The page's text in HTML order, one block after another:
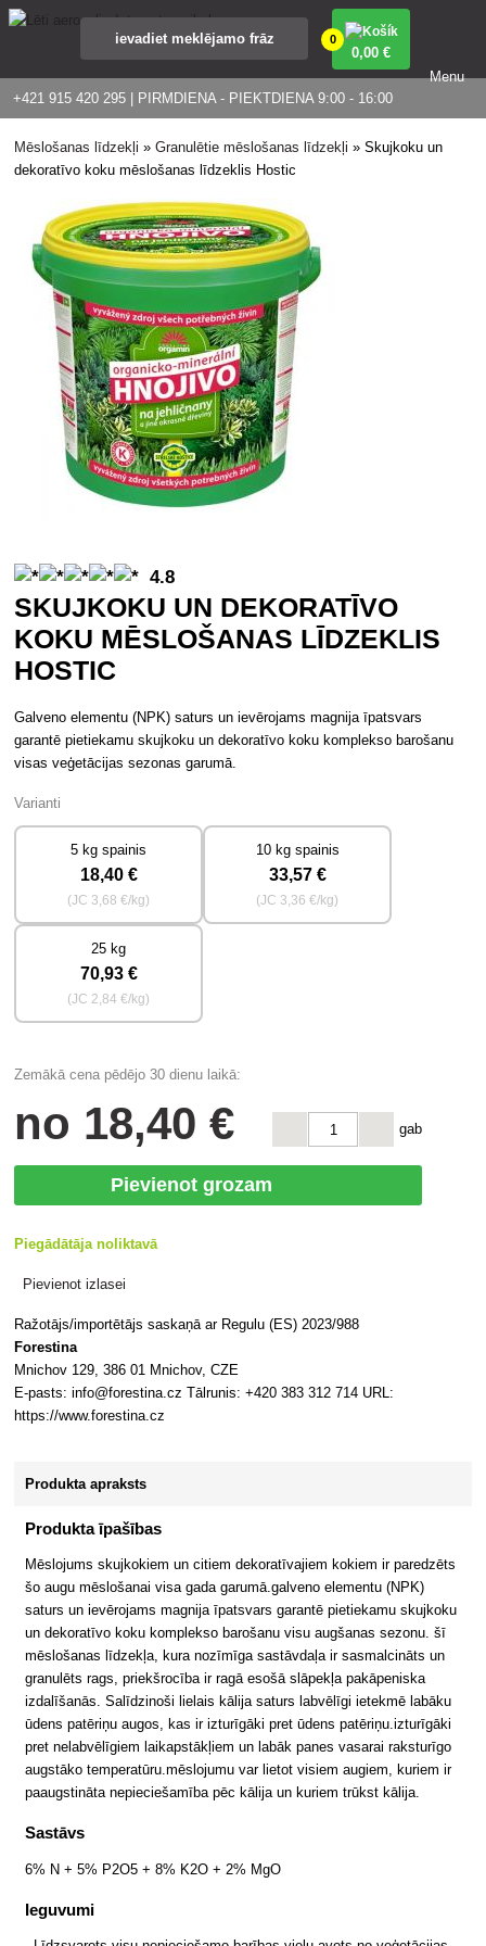
+421 915 420 295 | PIRMDIENA - PIEKTDIENA 9:00 - 16:00
0
0,00 €
Menu
Mēslošanas līdzekļi »Granulētie mēslošanas līdzekļi »Skujkoku un
dekoratīvo koku mēslošanas līdzeklis Hostic
4.8
SKUJKOKU UN DEKORATĪVO
KOKU MĒSLOŠANAS LĪDZEKLIS
HOSTIC
Galveno elementu (NPK) saturs un ievērojams magnija īpatsvars
garantē pietiekamu skujkoku un dekoratīvo koku komplekso barošanu
visas veģetācijas sezonas garumā.
Varianti
5 kg spainis
18,40 €
(JC 3,68 €/kg)
10 kg spainis
33,57 €
(JC 3,36 €/kg)
25 kg
70,93 €
(JC 2,84 €/kg)
Zemākā cena pēdējo 30 dienu laikā:
no 18,40 € gab
Pievienot grozam
Piegādātāja noliktavā
Pievienot izlasei
Ražotājs/importētājs saskaņā ar Regulu (ES) 2023/988
Forestina
Mnichov 129, 386 01 Mnichov, CZE
E-pasts: info@forestina.cz Tālrunis: +420 383 312 714 URL:
https://www.forestina.cz
Produkta apraksts
Produkta īpašības
Mēslojums skujkokiem un citiem dekoratīvajiem kokiem ir paredzēts
šo augu mēslošanai visa gada garumā.galveno elementu (NPK)
saturs un ievērojams magnija īpatsvars garantē pietiekamu skujkoku
un dekoratīvo koku komplekso barošanu visu augšanas sezonu. šī
mēslošanas līdzekļa, kura nozīmīga sastāvdaļa ir sasmalcināts un
granulēts rags, priekšrocība ir ragā esošā slāpekļa pakāpeniska
izdalīšanās. Salīdzinoši lielais kālija saturs labvēlīgi ietekmē labāku
ūdens patēriņu augos, kas ir izturīgāki pret ūdens patēriņu.izturīgāki
pret nelabvēlīgiem laikapstākļiem un labāk panes vasarai raksturīgo
augstāko temperatūru.mēslojumu var lietot visiem augiem, kuriem ir
paaugstināta nepieciešamība pēc kālija un kuriem trūkst kālija.
Sastāvs
6% N + 5% P2O5 + 8% K2O + 2% MgO
Ieguvumi